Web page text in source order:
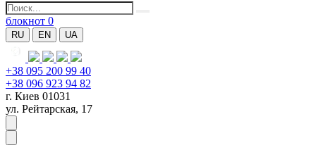
блокнот 0
RU EN UA
+38 095 200 99 40
+38 096 923 94 82
г. Киев 01031
ул. Рейтарская, 17